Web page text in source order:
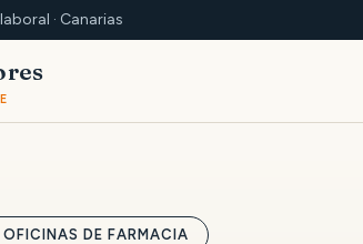
· Canarias
OFICINAS DE FARMACIA